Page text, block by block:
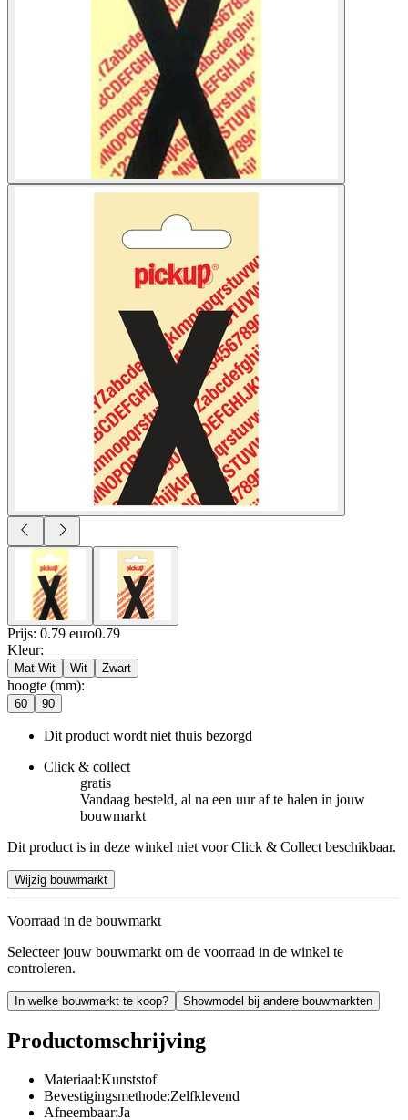
Prijs: 0.79 euro0.79
Kleur:
Mat Wit Wit Zwart
hoogte (mm):
60 90
Dit product wordt niet thuis bezorgd
Click & collect
gratis
Vandaag besteld, al na een uur af te halen in jouw
bouwmarkt
Dit product is in deze winkel niet voor Click & Collect beschikbaar.
Wijzig bouwmarkt
Voorraad in de bouwmarkt
Selecteer jouw bouwmarkt om de voorraad in de winkel te
controleren.
In welke bouwmarkt te koop? Showmodel bij andere bouwmarkten
Productomschrijving
Materiaal:Kunststof
Bevestigingsmethode:Zelfklevend
Afneembaar:Ja